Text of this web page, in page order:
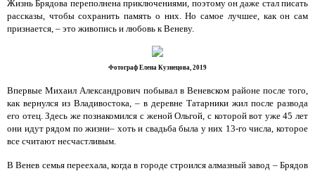
Жизнь Брядова переполнена приключениями, поэтому он даже стал писать
рассказы, чтобы сохранить память о них. Но самое лучшее, как он сам
признается, – это живопись и любовь к Веневу.
Фотограф Елена Кузнецова, 2019
Впервые Михаил Александрович побывал в Веневском районе после того,
как вернулся из Владивостока, – в деревне Татарники жил после развода
его отец. Здесь же познакомился с женой Ольгой, с которой вот уже 45 лет
они идут рядом по жизни– хоть и свадьба была у них 13-го числа, которое
все считают несчастливым.
В Венев семья переехала, когда в городе строился алмазный завод – Брядов